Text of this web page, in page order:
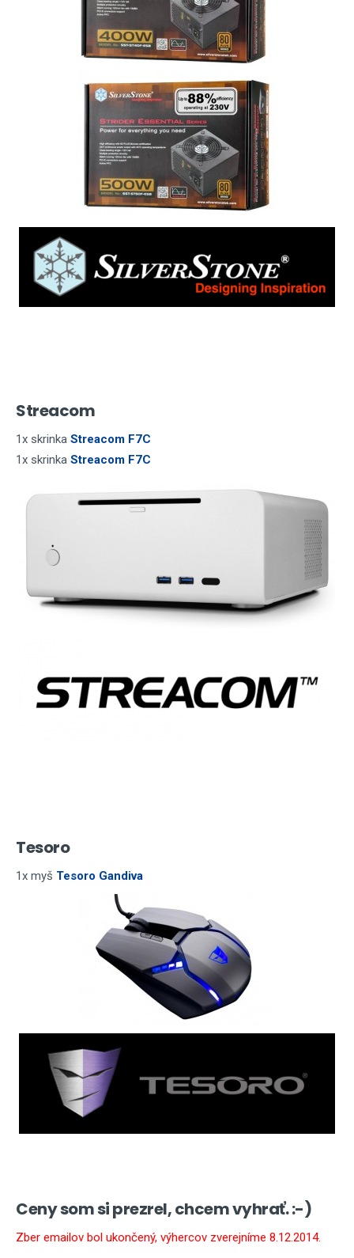
Streacom
1x skrinka Streacom F7C
1x skrinka Streacom F7C
Tesoro
1x myš Tesoro Gandiva
Ceny som si prezrel, chcem vyhrať. :-)
Zber emailov bol ukončený, výhercov zverejníme 8.12.2014.